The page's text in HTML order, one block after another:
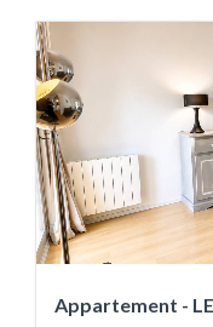
Appartement -